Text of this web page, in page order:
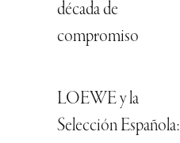
década de
compromiso
LOEWE y la
Selección Española: